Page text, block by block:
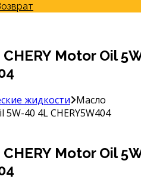
Motor Oil
жидкости Масло
40 4L CHERY5W404
Motor Oil